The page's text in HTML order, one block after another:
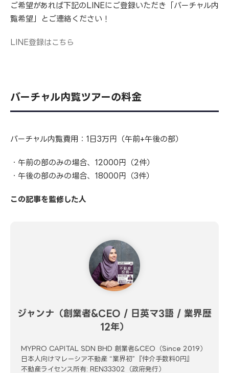
ご希望があれば下記のLINEにご登録いただき「バーチャル内
覧希望」とご連絡ください！
LINE登録はこちら
バーチャル内覧ツアーの料金
バーチャル内覧費用：1日3万円（午前+午後の部）
・午前の部のみの場合、12000円（2件）
・午後の部のみの場合、18000円（3件）
この記事を監修した人
ジャンナ（創業者&CEO / 日英マ3語 / 業界歴
12年）
MYPRO CAPITAL SDN BHD 創業者&CEO（Since 2019）
日本人向けマレーシア不動産 “業界初”『仲介手数料0円』
不動産ライセンス所有: REN33302（政府発行）